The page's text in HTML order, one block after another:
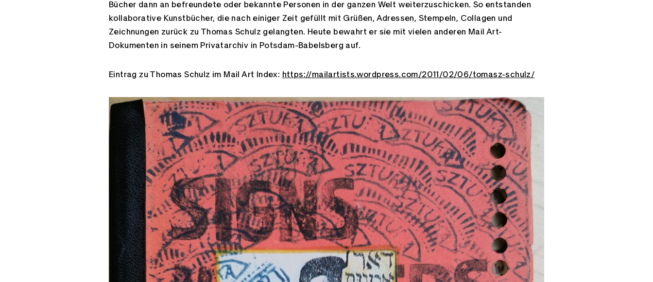
Bücher dann an befreundete oder bekannte Personen in der ganzen Welt weiterzuschicken. So entstanden
kollaborative Kunstbücher, die nach einiger Zeit gefüllt mit Grüßen, Adressen, Stempeln, Collagen und
Zeichnungen zurück zu Thomas Schulz gelangten. Heute bewahrt er sie mit vielen anderen Mail Art-
Dokumenten in seinem Privatarchiv in Potsdam-Babelsberg auf.
Eintrag zu Thomas Schulz im Mail Art Index: https://mailartists.wordpress.com/2011/02/06/tomasz-schulz/